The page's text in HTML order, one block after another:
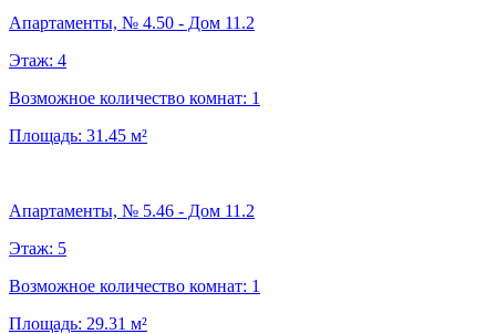
Апартаменты, № 4.50 - Дом 11.2
Этаж: 4
Возможное количество комнат: 1
Площадь: 31.45 м²
Апартаменты, № 5.46 - Дом 11.2
Этаж: 5
Возможное количество комнат: 1
Площадь: 29.31 м²